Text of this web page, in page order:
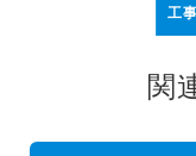
工
関